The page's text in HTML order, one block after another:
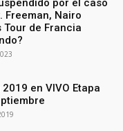
Freeman, Nairo
de Francia
en VIVO Etapa